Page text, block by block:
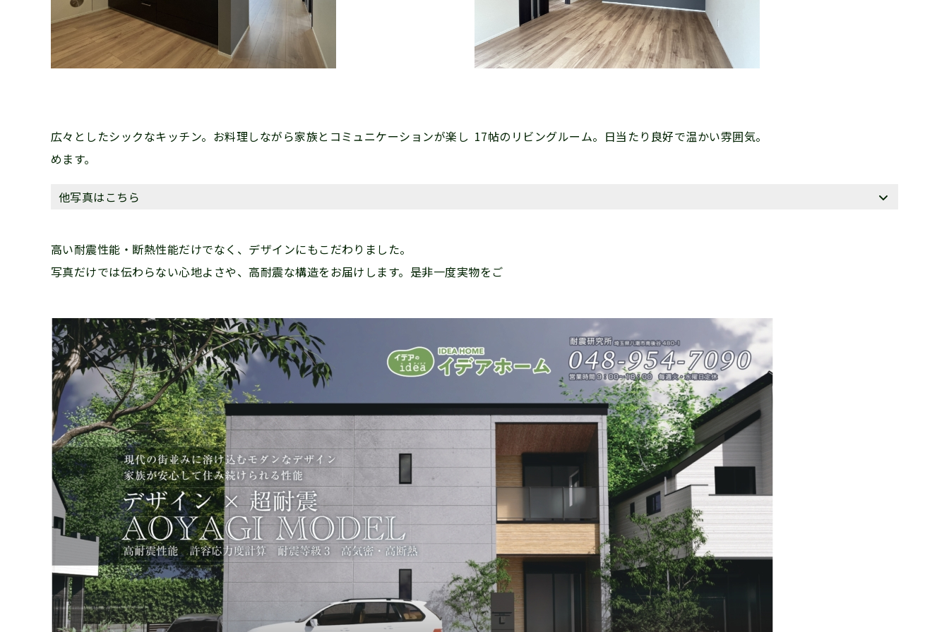
広々としたシックなキッチン。お料理しながら家族とコミュニケーションが楽し
めます。
17帖のリビングルーム。日当たり良好で温かい雰囲気。
他写真はこちら
高い耐震性能・断熱性能だけでなく、デザインにもこだわりました。
写真だけでは伝わらない心地よさや、高耐震な構造をお届けします。是非一度実物をご